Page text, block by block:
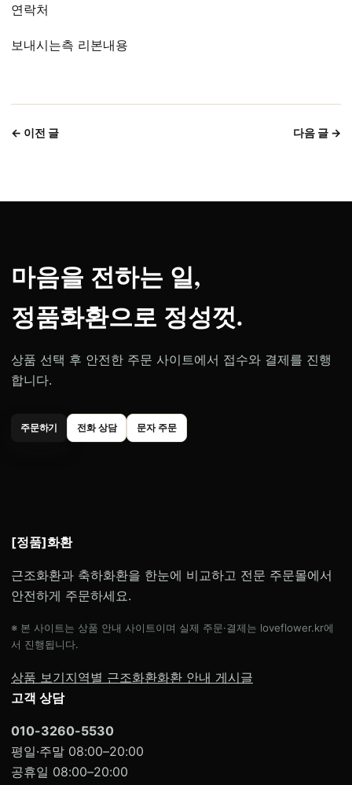
연락처
보내시는측 리본내용
← 이전 글 다음 글 →
마음을 전하는 일,
정품화환으로 정성껏.
상품 선택 후 안전한 주문 사이트에서 접수와 결제를 진행
합니다.
주문하기 전화 상담 문자 주문
[정품]화환
근조화환과 축하화환을 한눈에 비교하고 전문 주문몰에서
안전하게 주문하세요.
※ 본 사이트는 상품 안내 사이트이며 실제 주문·결제는 loveflower.kr에
서 진행됩니다.
상품 보기지역별 근조화환화환 안내 게시글
고객 상담
010-3260-5530
평일·주말 08:00–20:00
공휴일 08:00–20:00